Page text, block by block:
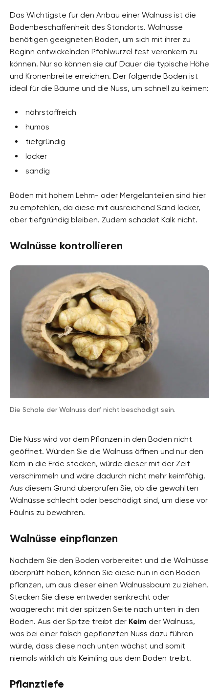
Das Wichtigste für den Anbau einer Walnuss ist die
Bodenbeschaffenheit des Standorts. Walnüsse
benötigen geeigneten Boden, um sich mit ihrer zu
Beginn entwickelnden Pfahlwurzel fest verankern zu
können. Nur so können sie auf Dauer die typische Höhe
und Kronenbreite erreichen. Der folgende Boden ist
ideal für die Bäume und die Nuss, um schnell zu keimen:
nährstoffreich
humos
tiefgründig
locker
sandig
Böden mit hohem Lehm- oder Mergelanteilen sind hier
zu empfehlen, da diese mit ausreichend Sand locker,
aber tiefgründig bleiben. Zudem schadet Kalk nicht.
Walnüsse kontrollieren
Die Schale der Walnuss darf nicht beschädigt sein.
Die Nuss wird vor dem Pflanzen in den Boden nicht
geöffnet. Würden Sie die Walnuss öffnen und nur den
Kern in die Erde stecken, würde dieser mit der Zeit
verschimmeln und wäre dadurch nicht mehr keimfähig.
Aus diesem Grund überprüfen Sie, ob die gewählten
Walnüsse schlecht oder beschädigt sind, um diese vor
Fäulnis zu bewahren.
Walnüsse einpflanzen
Nachdem Sie den Boden vorbereitet und die Walnüsse
überprüft haben, können Sie diese nun in den Boden
pflanzen, um aus dieser einen Walnussbaum zu ziehen.
Stecken Sie diese entweder senkrecht oder
waagerecht mit der spitzen Seite nach unten in den
Boden. Aus der Spitze treibt der Keim der Walnuss,
was bei einer falsch gepflanzten Nuss dazu führen
würde, dass diese nach unten wächst und somit
niemals wirklich als Keimling aus dem Boden treibt.
Pflanztiefe